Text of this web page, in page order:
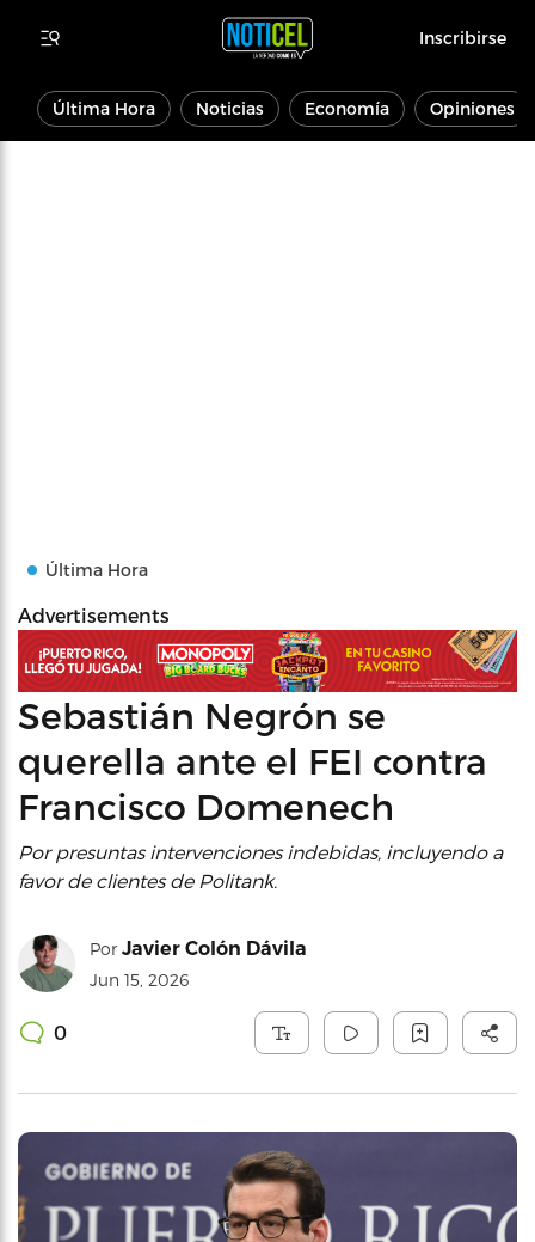
Inscribirse
Última Hora Noticias Economía Opiniones
Última Hora
Advertisements
Sebastián Negrón se
querella ante el FEI contra
Francisco Domenech
Por presuntas intervenciones indebidas, incluyendo a
favor de clientes de Politank.
Por Javier Colón Dávila
Jun 15, 2026
0